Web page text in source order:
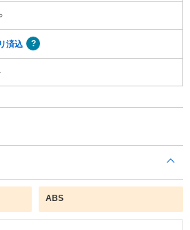
リ済込
ABS